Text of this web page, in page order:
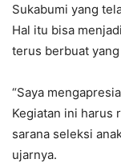
Sukabumi yang
Hal itu bisa
terus berbuat
“Saya
Kegiatan ini harus
sarana seleksi
ujarnya.